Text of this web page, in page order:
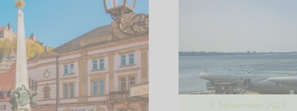
6. November 2023